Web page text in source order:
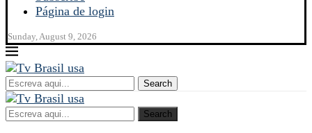
Página de login
Sunday, August 9, 2026
Search
Search